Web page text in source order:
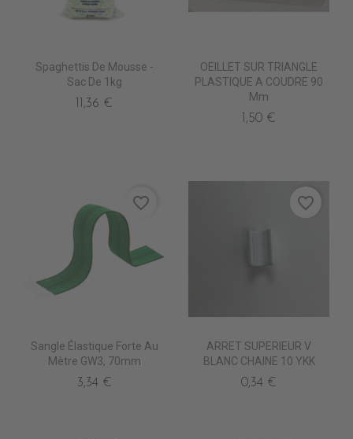
Spaghettis De Mousse -
Sac De 1kg
11,36 €
OEILLET SUR TRIANGLE
PLASTIQUE A COUDRE 90
Mm
1,50 €
Sangle Élastique Forte Au
Mètre GW3, 70mm
3,34 €
favorite_border
ARRET SUPERIEUR V
BLANC CHAINE 10 YKK
0,34 €
favorite_border